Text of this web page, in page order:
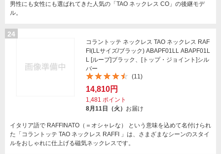
男性にも女性にも選ばれてきた人気の「TAO ネックレス CO」の後継モデ
ル。
24
コラントッテ ネックレス TAO ネックレス RAF
FI(LLサイズ/ブラック) ABAPF01LL ABAPF01L
L [ループ]ブラック、[トップ・ジョイント]シル
バー
(11)
14,810円
1,481 ポイント
8月11日（火） お届け
イタリア語で RAFFINATO（＝オシャレな） という意味を込めて名付けられ
た「コラントッテ TAO ネックレス RAFFI 」は、さまざまなシーンのスタイ
ルをおしゃれに仕上げる磁気ネックレスです。